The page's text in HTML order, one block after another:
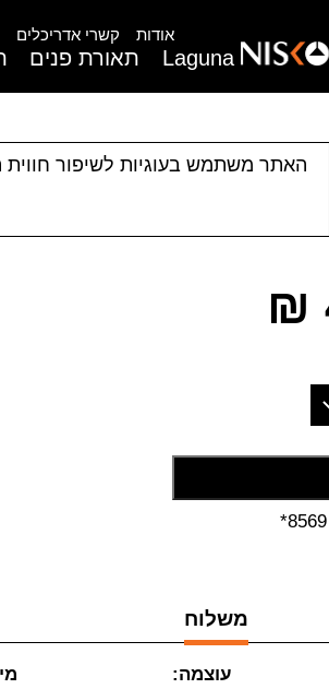
אודות קשרי אדריכלים
Laguna תאורת פנים
צבע כחול
₪
משלוח
עוצמה:
האתר משתמש בעוגיות לשיפור